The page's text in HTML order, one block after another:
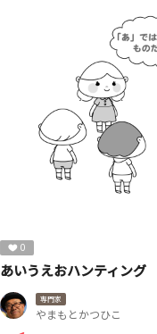
0
あいうえおハンティング
専門家
やまもとかつひこ